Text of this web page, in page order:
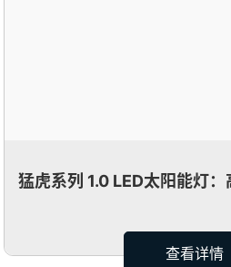
猛虎系列 1.0 LED太阳能灯
查看详情